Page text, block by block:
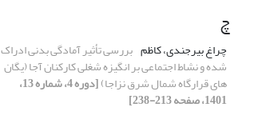
چ
چراغ بیرجندی، کاظم بررسی تأثیر آمادگی بدنی ادراک
شده و نشاط اجتماعی بر انگیزه شغلی کارکنان آجا (یگان
های قرارگاه شمال شرق نزاجا) [دوره 4، شماره 13،
1401، صفحه 213-238]